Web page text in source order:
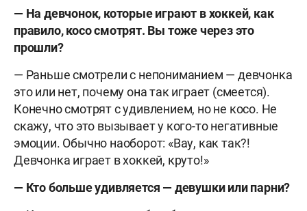
— На девчонок, которые играют в хоккей, как
правило, косо смотрят. Вы тоже через это
прошли?
— Раньше смотрели с непониманием — девчонка
это или нет, почему она так играет (смеется).
Конечно смотрят с удивлением, но не косо. Не
скажу, что это вызывает у кого-то негативные
эмоции. Обычно наоборот: «Вау, как так?!
Девчонка играет в хоккей, круто!»
— Кто больше удивляется — девушки или парни?